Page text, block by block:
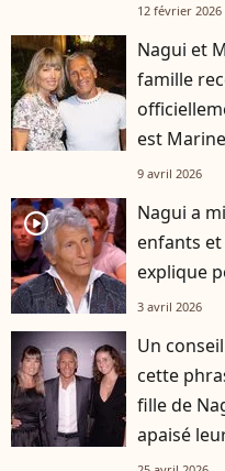
12 février 2026
Nagui et
famille
est
9 avril 2026
player2
Nagui a
enfants
explique
3 avril 2026
Un
cette
fille de
apaisé